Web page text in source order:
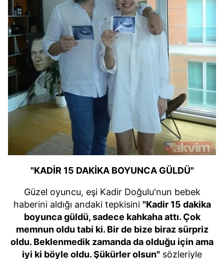
"KADİR 15 DAKİKA BOYUNCA GÜLDÜ"
Güzel oyuncu, eşi Kadir Doğulu'nun bebek
haberini aldığı andaki tepkisini "Kadir 15 dakika
boyunca güldü, sadece kahkaha attı. Çok
memnun oldu tabi ki. Bir de bize biraz sürpriz
oldu. Beklenmedik zamanda da olduğu için ama
iyi ki böyle oldu. Şükürler olsun" sözleriyle